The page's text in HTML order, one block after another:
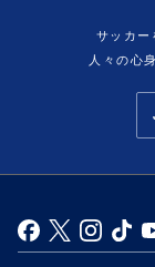
サッカー
人々の心